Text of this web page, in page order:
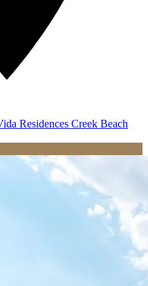
Residences Creek Beach